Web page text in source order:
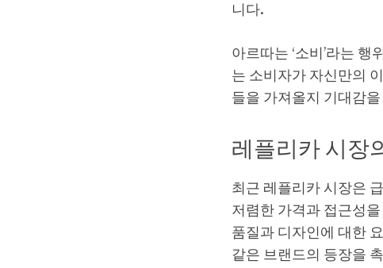
니다.
아르따는 ‘소비’라는
는 소비자가 자신만의
들을 가져올지 기대감
레플리카 시장
최근 레플리카 시장은
저렴한 가격과 접근성
품질과 디자인에 대한
같은 브랜드의 등장을